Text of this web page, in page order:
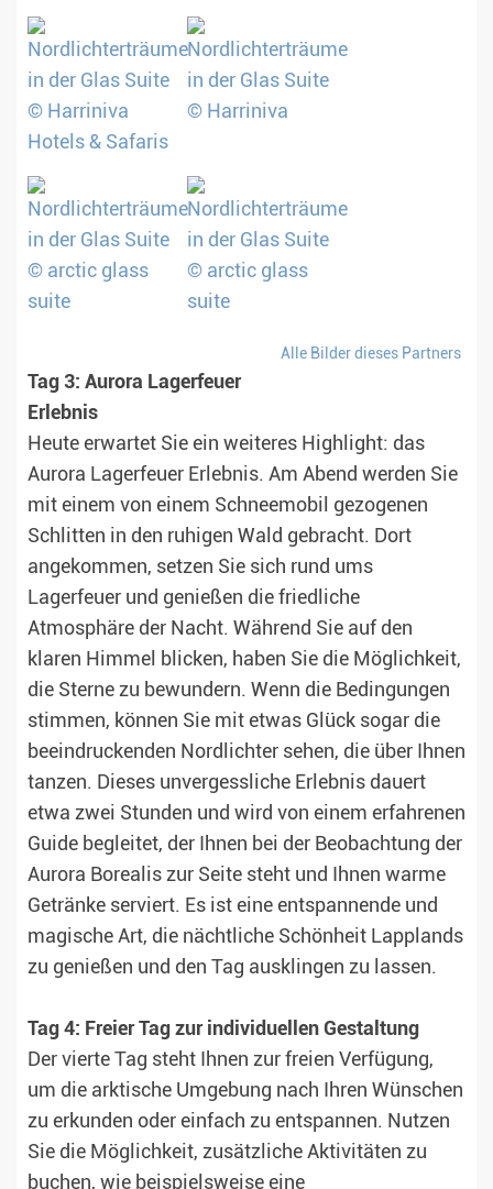
Alle Bilder dieses Partners
Tag 3: Aurora Lagerfeuer
Erlebnis
Heute erwartet Sie ein weiteres Highlight: das
Aurora Lagerfeuer Erlebnis. Am Abend werden Sie
mit einem von einem Schneemobil gezogenen
Schlitten in den ruhigen Wald gebracht. Dort
angekommen, setzen Sie sich rund ums
Lagerfeuer und genießen die friedliche
Atmosphäre der Nacht. Während Sie auf den
klaren Himmel blicken, haben Sie die Möglichkeit,
die Sterne zu bewundern. Wenn die Bedingungen
stimmen, können Sie mit etwas Glück sogar die
beeindruckenden Nordlichter sehen, die über Ihnen
tanzen. Dieses unvergessliche Erlebnis dauert
etwa zwei Stunden und wird von einem erfahrenen
Guide begleitet, der Ihnen bei der Beobachtung der
Aurora Borealis zur Seite steht und Ihnen warme
Getränke serviert. Es ist eine entspannende und
magische Art, die nächtliche Schönheit Lapplands
zu genießen und den Tag ausklingen zu lassen.
Tag 4: Freier Tag zur individuellen Gestaltung
Der vierte Tag steht Ihnen zur freien Verfügung,
um die arktische Umgebung nach Ihren Wünschen
zu erkunden oder einfach zu entspannen. Nutzen
Sie die Möglichkeit, zusätzliche Aktivitäten zu
buchen, wie beispielsweise eine